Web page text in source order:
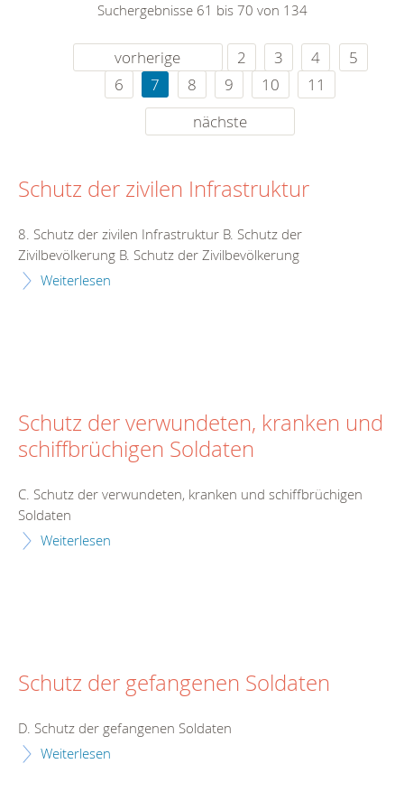
Suchergebnisse 61 bis 70 von 134
vorherige 2 3 4
5
6
7 8 9 10
11
nächste
Schutz der zivilen Infrastruktur
8. Schutz der zivilen Infrastruktur B. Schutz der
Zivilbevölkerung B. Schutz der Zivilbevölkerung
Weiterlesen
Schutz der verwundeten, kranken und
schiffbrüchigen Soldaten
C. Schutz der verwundeten, kranken und schiffbrüchigen
Soldaten
Weiterlesen
Schutz der gefangenen Soldaten
D. Schutz der gefangenen Soldaten
Weiterlesen